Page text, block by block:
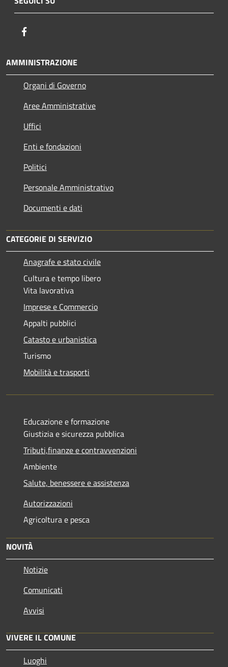
AMMINISTRAZIONE
Organi di Governo
Aree Amministrative
Uffici
Enti e fondazioni
Politici
Personale Amministrativo
Documenti e dati
CATEGORIE DI SERVIZIO
Anagrafe e stato civile
Cultura e tempo libero
Vita lavorativa
Imprese e Commercio
Appalti pubblici
Catasto e urbanistica
Turismo
Mobilità e trasporti
Educazione e formazione
Giustizia e sicurezza pubblica
Tributi,finanze e contravvenzioni
Ambiente
Salute, benessere e assistenza
Autorizzazioni
Agricoltura e pesca
NOVITÀ
Notizie
Comunicati
Avvisi
VIVERE IL COMUNE
Luoghi